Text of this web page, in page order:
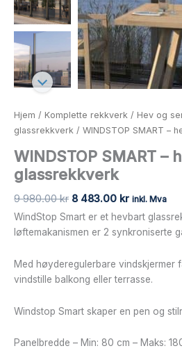
Hjem / Komplette rekkverk / Hev og
glassrekkverk / WINDSTOP SMART –
WINDSTOP SMART –
glassrekkverk
9 980.00kr 8 483.00 kr inkl. Mva
WindStop Smart er et hevbart
løftemakanismen er 2 synkroniserte
Med høyderegulerbare vindskjermer
vindstille balkong eller terrasse.
Windstop Smart skaper en pen og
Panelbredde – Min: 80 cm – Maks: